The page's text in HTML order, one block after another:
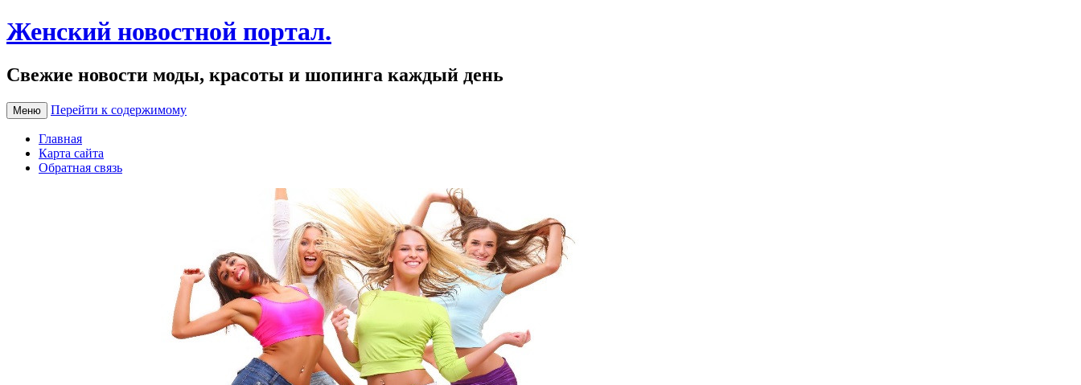
Женский новостной портал.
Свежие новости моды, красоты и шопинга каждый день
Меню Перейти к содержимому
Главная
Карта сайта
Обратная связь